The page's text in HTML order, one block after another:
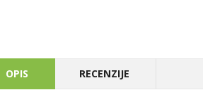
OPIS RECENZIJE